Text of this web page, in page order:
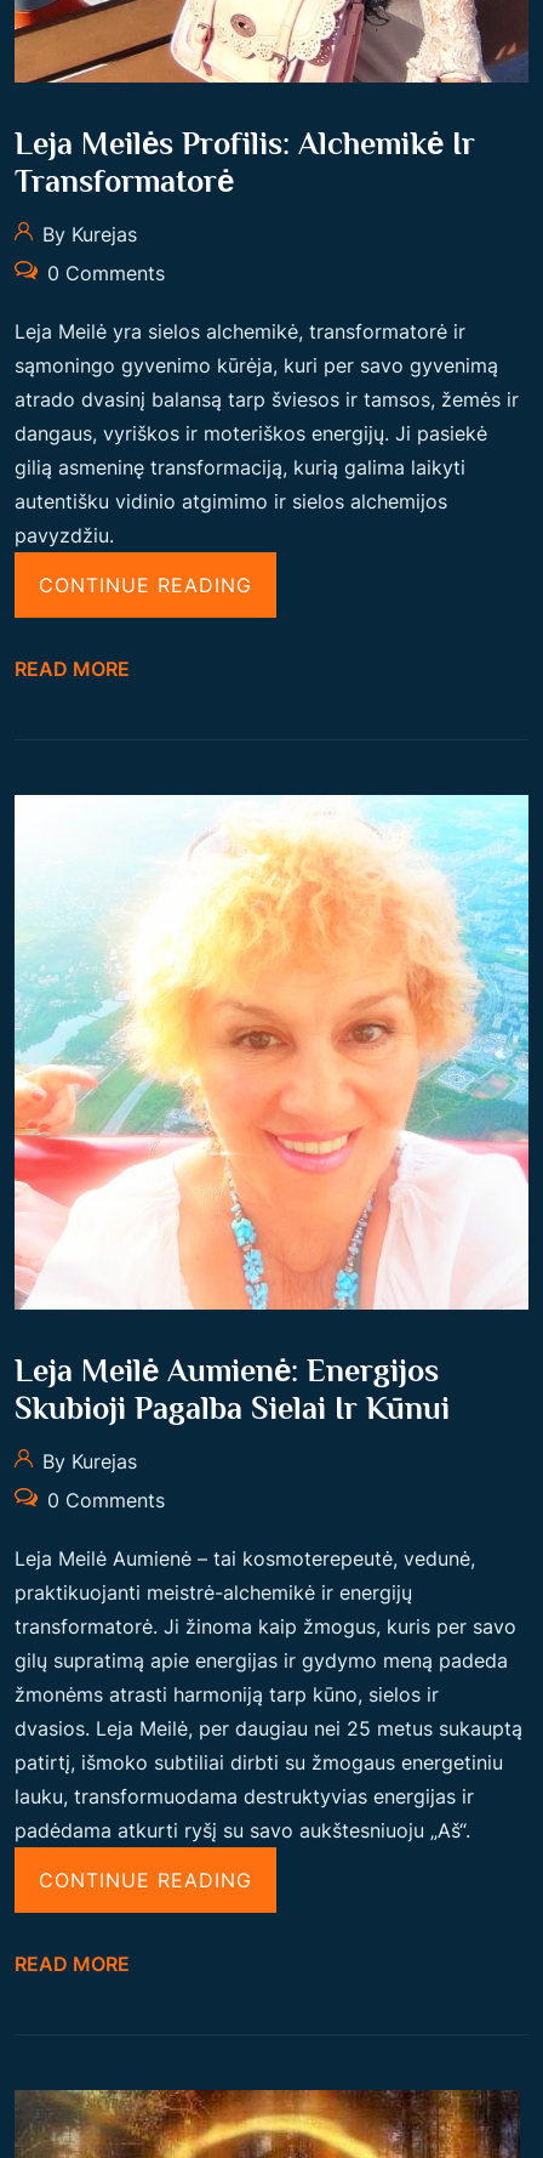
Leja Meilės Profilis: Alchemikė Ir
Transformatorė
By Kurejas
0 Comments
Leja Meilė yra sielos alchemikė, transformatorė ir
sąmoningo gyvenimo kūrėja, kuri per savo gyvenimą
atrado dvasinį balansą tarp šviesos ir tamsos, žemės ir
dangaus, vyriškos ir moteriškos energijų. Ji pasiekė
gilią asmeninę transformaciją, kurią galima laikyti
autentišku vidinio atgimimo ir sielos alchemijos
pavyzdžiu.
CONTINUE READING
L
L
Ė
S
O
F
I
L
S
:
A
L
H
E
I
R
T
R
A
N
S
F
O
M
“
READ MORE
Leja Meilė Aumienė: Energijos
Skubioji Pagalba Sielai Ir Kūnui
By Kurejas
0 Comments
Leja Meilė Aumienė – tai kosmoterepeutė, vedunė,
praktikuojanti meistrė-alchemikė ir energijų
transformatorė. Ji žinoma kaip žmogus, kuris per savo
gilų supratimą apie energijas ir gydymo meną padeda
žmonėms atrasti harmoniją tarp kūno, sielos ir
dvasios. Leja Meilė, per daugiau nei 25 metus sukauptą
patirtį, išmoko subtiliai dirbti su žmogaus energetiniu
lauku, transformuodama destruktyvias energijas ir
padėdama atkurti ryšį su savo aukštesniuoju „Aš“.
CONTINUE READING
L
I
L
READ MORE